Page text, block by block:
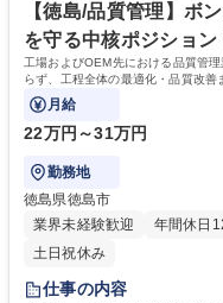
深めながら、事業成長に直接
形成しませんか。 学歴・資格 学歴：大学院 大学 語学力： 資格：日商簿記
検定2級 日商簿記検定1級
【徳島/品質管理】ボ
を守る中核ポジション
工場およびOEM先における品質管
らず、工程全体の最適化・品質改善
月給
22万円～31万円
勤務地
徳島県徳島市
業界未経験歓迎
年間休日
土日祝休み
仕事の内容